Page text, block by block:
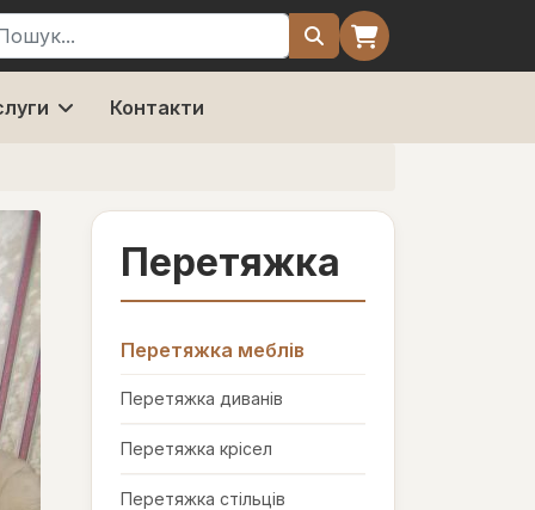
Контакти
Перетяжка
Перетяжка меблів
Перетяжка диванів
Перетяжка крісел
Перетяжка стільців